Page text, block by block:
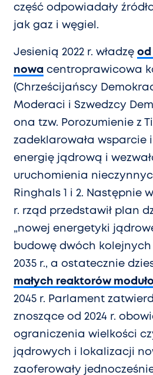
część odpowiadały
jak gaz i węgiel.
Jesienią 2022 r. władzę od
nowa centroprawicowa
(Chrześcijańscy
Moderaci i Szwedzcy
ona tzw. Porozumienie z
zadeklarowała wsparcie
energię jądrową i
uruchomienia
Ringhals 1 i 2. Następnie
r. rząd przedstawił plan
„nowej energetyki
budowę dwóch
2035 r., a ostatecznie
małych reaktorów
2045 r. Parlament
znoszące od 2024 r.
ograniczenia wielkości
jądrowych i lokalizacji
zaoferowały jednocześnie